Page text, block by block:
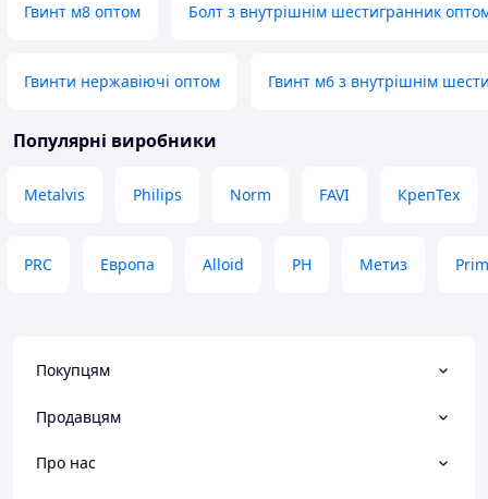
Гвинт м8 оптом Болт з внутрішнім шестигранник
Гвинти нержавіючі оптом Гвинт м6 з внутрішнім
Популярні виробники
Metalvis Philips Norm FAVI КрепТех
PRC Европа Alloid PH Метиз
Покупцям
Продавцям
Про нас